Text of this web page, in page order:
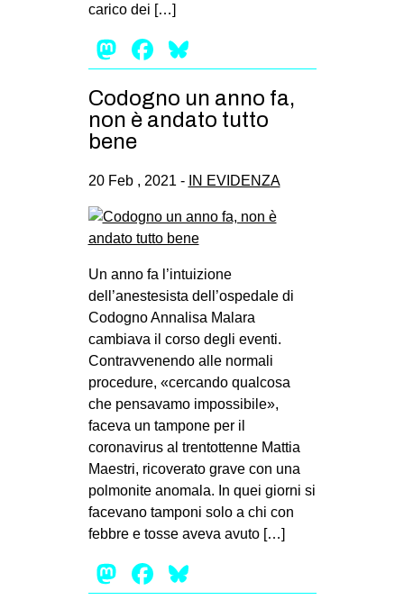
carico dei […]
Mastodon
Facebook
Codogno un anno fa,
non è andato tutto
bene
20 Feb , 2021 - IN EVIDENZA
Un anno fa l’intuizione
dell’anestesista dell’ospedale di
Codogno Annalisa Malara
cambiava il corso degli eventi.
Contravvenendo alle normali
procedure, «cercando qualcosa
che pensavamo impossibile»,
faceva un tampone per il
coronavirus al trentottenne Mattia
Maestri, ricoverato grave con una
polmonite anomala. In quei giorni si
facevano tamponi solo a chi con
febbre e tosse aveva avuto […]
Mastodon
Facebook